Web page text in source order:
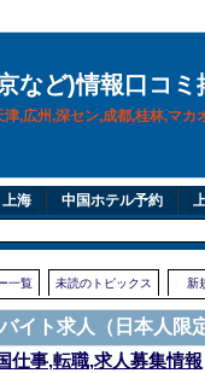
など)情報口コ
,広州,深セン,成都,桂林,マ
海 中国ホテル予約
一覧 未読のトピックス 新
イト求人（日本人限
仕事,転職,求人募集情報